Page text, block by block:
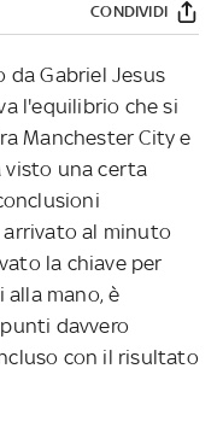
CONDIVIDI
da Gabriel Jesus
l'equilibrio che si
Manchester City e
visto una certa
arrivato al minuto
la chiave per
alla mano, è
davvero
con il risultato